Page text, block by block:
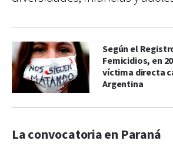
Según el
Femicidios, en
víctima directa
Argentina
La convocatoria en Paraná